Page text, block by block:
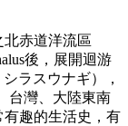
赤道洋流區
後，展開迴游
ラスウナギ），
台灣、大陸東南
趣的生活史，有